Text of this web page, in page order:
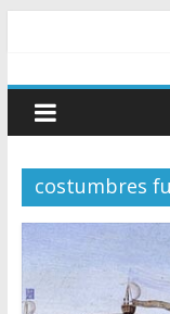
costumbres